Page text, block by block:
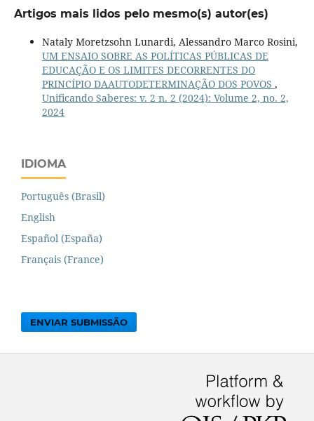
Artigos mais lidos pelo mesmo(s) autor(es)
Nataly Moretzsohn Lunardi, Alessandro Marco Rosini,
UM ENSAIO SOBRE AS POLÍTICAS PÚBLICAS DE
EDUCAÇÃO E OS LIMITES DECORRENTES DO
PRINCÍPIO DAAUTODETERMINAÇÃO DOS POVOS ,
Unificando Saberes: v. 2 n. 2 (2024): Volume 2, no. 2,
2024
IDIOMA
Português (Brasil)
English
Español (España)
Français (France)
ENVIAR SUBMISSÃO